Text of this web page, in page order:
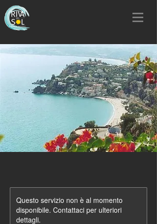
Questo servizio non è al momento
disponibile. Contattaci per ulteriori
dettagli.